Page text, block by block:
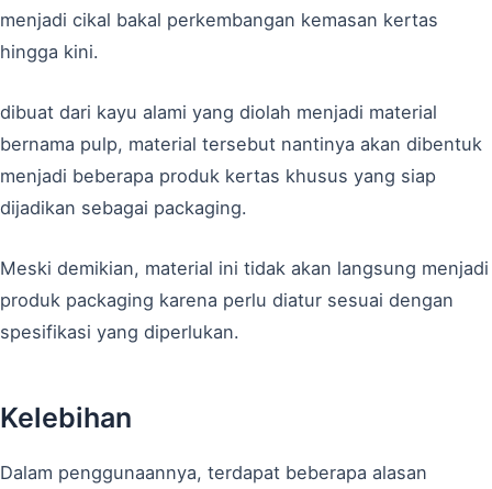
menjadi cikal bakal perkembangan kemasan kertas
hingga kini.
dibuat dari kayu alami yang diolah menjadi material
bernama pulp, material tersebut nantinya akan dibentuk
menjadi beberapa produk kertas khusus yang siap
dijadikan sebagai packaging.
Meski demikian, material ini tidak akan langsung menjadi
produk packaging karena perlu diatur sesuai dengan
spesifikasi yang diperlukan.
Kelebihan
Dalam penggunaannya, terdapat beberapa alasan